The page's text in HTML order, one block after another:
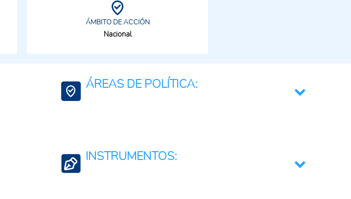
ÁMBITO DE ACCIÓN
Nacional
ÁREAS DE POLÍTICA:
INSTRUMENTOS: